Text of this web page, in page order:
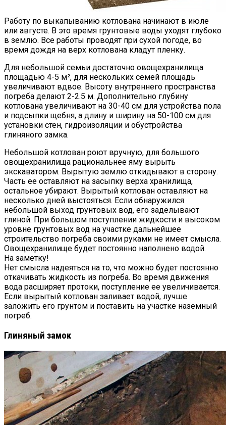
Работу по выкапыванию котлована начинают в июле
или августе. В это время грунтовые воды уходят глубоко
в землю. Все работы проводят при сухой погоде, во
время дождя на верх котлована кладут пленку.
Для небольшой семьи достаточно овощехранилища
площадью 4-5 м², для нескольких семей площадь
увеличивают вдвое. Высоту внутреннего пространства
погреба делают 2-2.5 м. Дополнительно глубину
котлована увеличивают на 30-40 см для устройства пола
и подсыпки щебня, а длину и ширину на 50-100 см для
установки стен, гидроизоляции и обустройства
глиняного замка.
Небольшой котлован роют вручную, для большого
овощехранилища рациональнее яму вырыть
экскаватором. Вырытую землю откидывают в сторону.
Часть ее оставляют на засыпку верха хранилища,
остальное убирают. Вырытый котлован оставляют на
несколько дней выстояться. Если обнаружился
небольшой выход грунтовых вод, его заделывают
глиной. При большом поступлении жидкости и высоком
уровне грунтовых вод на участке дальнейшее
строительство погреба своими руками не имеет смысла.
Овощехранилище будет постоянно наполнено водой.
На заметку!
Нет смысла надеяться на то, что можно будет постоянно
откачивать жидкость из погреба. Во время движения
вода расширяет протоки, поступление ее увеличивается.
Если вырытый котлован заливает водой, лучше
заложить его грунтом и поставить на участке наземный
погреб.
Глиняный замок